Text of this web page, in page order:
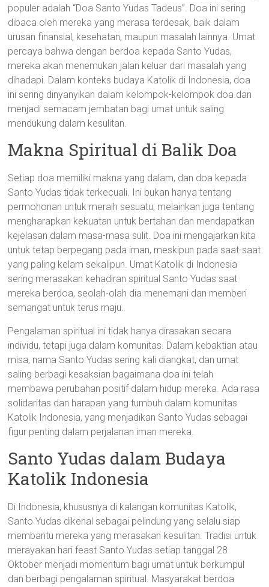
populer adalah “Doa Santo Yudas Tadeus”. Doa ini sering
dibaca oleh mereka yang merasa terdesak, baik dalam
urusan finansial, kesehatan, maupun masalah lainnya. Umat
percaya bahwa dengan berdoa kepada Santo Yudas,
mereka akan menemukan jalan keluar dari masalah yang
dihadapi. Dalam konteks budaya Katolik di Indonesia, doa
ini sering dinyanyikan dalam kelompok-kelompok doa dan
menjadi semacam jembatan bagi umat untuk saling
mendukung dalam kesulitan.
Makna Spiritual di Balik Doa
Setiap doa memiliki makna yang dalam, dan doa kepada
Santo Yudas tidak terkecuali. Ini bukan hanya tentang
permohonan untuk meraih sesuatu, melainkan juga tentang
mengharapkan kekuatan untuk bertahan dan mendapatkan
kejelasan dalam masa-masa sulit. Doa ini mengajarkan kita
untuk tetap berpegang pada iman, meskipun pada saat-saat
yang paling kelam sekalipun. Umat Katolik di Indonesia
sering merasakan kehadiran spiritual Santo Yudas saat
mereka berdoa, seolah-olah dia menemani dan memberi
semangat untuk terus maju.
Pengalaman spiritual ini tidak hanya dirasakan secara
individu, tetapi juga dalam komunitas. Dalam kebaktian atau
misa, nama Santo Yudas sering kali diangkat, dan umat
saling berbagi kesaksian bagaimana doa ini telah
membawa perubahan positif dalam hidup mereka. Ada rasa
solidaritas dan harapan yang tumbuh dalam komunitas
Katolik Indonesia, yang menjadikan Santo Yudas sebagai
figur penting dalam perjalanan iman mereka.
Santo Yudas dalam Budaya
Katolik Indonesia
Di Indonesia, khususnya di kalangan komunitas Katolik,
Santo Yudas dikenal sebagai pelindung yang selalu siap
membantu mereka yang merasakan kesulitan. Tradisi untuk
merayakan hari feast Santo Yudas setiap tanggal 28
Oktober menjadi momentum bagi umat untuk berkumpul
dan berbagi pengalaman spiritual. Masyarakat berdoa